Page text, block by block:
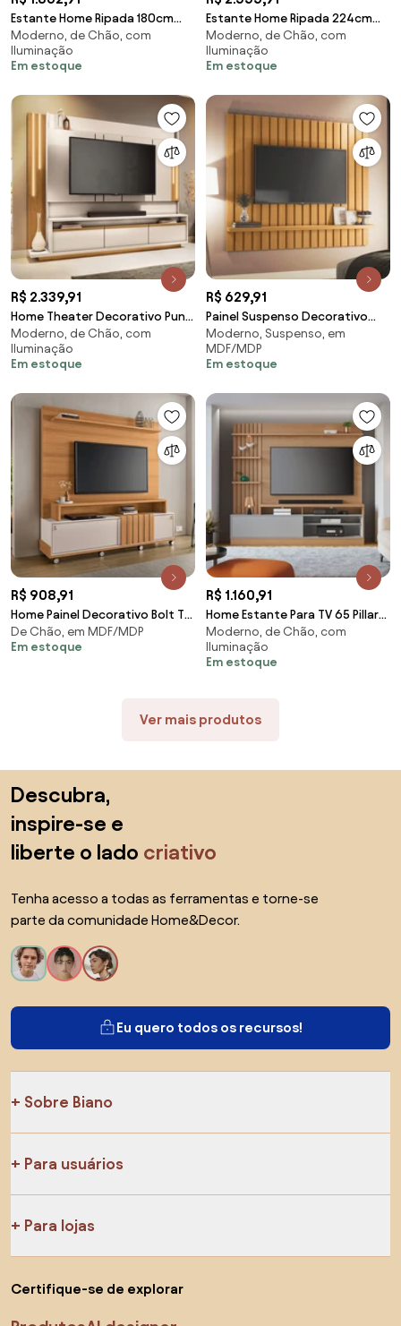
Estante Home Ripada 180cm
Aloha para TV até 75
Nature/Off White G77 - Gran
Belo
Moderno, de Chão, com
Iluminação
Em estoque
Estante Home Ripada 224cm
Aloha para TV até 75
Nature/Off White G77 - Gran
Belo
Moderno, de Chão, com
Iluminação
Em estoque
R$ 2.339,91
Home Theater Decorativo Punk
para TV até 75" com LED Off
White/Cinamomo G26 - Gran
Belo
Moderno, de Chão, com
Iluminação
Em estoque
R$ 629,91
Painel Suspenso Decorativo
Luogo 1.6 Ripado Cinamomo
G26 - Gran Belo
Moderno, Suspenso, em
MDF/MDP
Em estoque
R$ 908,91
Home Painel Decorativo Bolt TV
até 65 Pol Portas Deslizantes
Pés Rodízio Cinamomo/Off
De Chão, em MDF/MDP
Em estoque
R$ 1.160,91
Home Estante Para TV 65 Pillar
Detalhe Ripado e Nichos com
Led Freijó/Cinza Fosco G73 -
Gran Belo
Moderno, de Chão, com
Iluminação
Em estoque
Ver mais produtos
Descubra,
inspire-se e
liberte o lado criativo
Tenha acesso a todas as ferramentas e torne-se
parte da comunidade Home&Decor.
Eu quero todos os recursos!
Sobre Biano
Para usuários
Para lojas
Certifique-se de explorar